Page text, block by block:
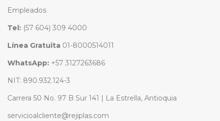
Empleados
Tel: (57 604) 309 4000
Línea Gratuita 01-8000514011
WhatsApp: +57 3127263686
NIT: 890.932.124-3
Carrera 50 No. 97 B Sur 141 | La Estrella, Antioquia
servicioalcliente@rejiplas.com